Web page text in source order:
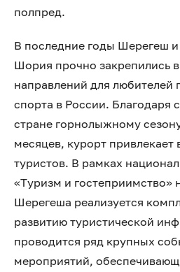
полпред.
В последние годы Шерегеш
Шория прочно закрепились
направлений для любителей
спорта в России. Благодаря
стране горнолыжному
месяцев, курорт привлекает
туристов. В рамках
«Туризм и гостеприимство»
Шерегеша реализуется
развитию туристической
проводится ряд крупных
мероприятий,